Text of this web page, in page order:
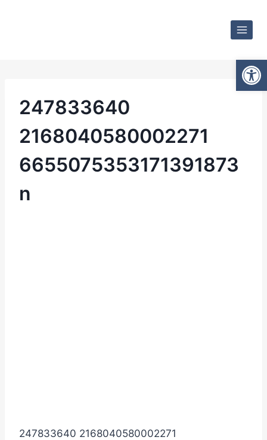
247833640
2168040580002271
6655075353171391873
n
247833640 2168040580002271